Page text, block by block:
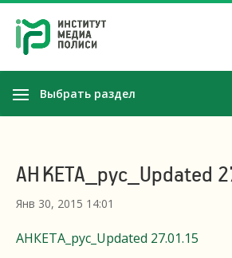
Выбрать раздел
АНКЕТА_рус_Updated
Янв 30, 2015 14:01
АНКЕТА_рус_Updated 27.01.15